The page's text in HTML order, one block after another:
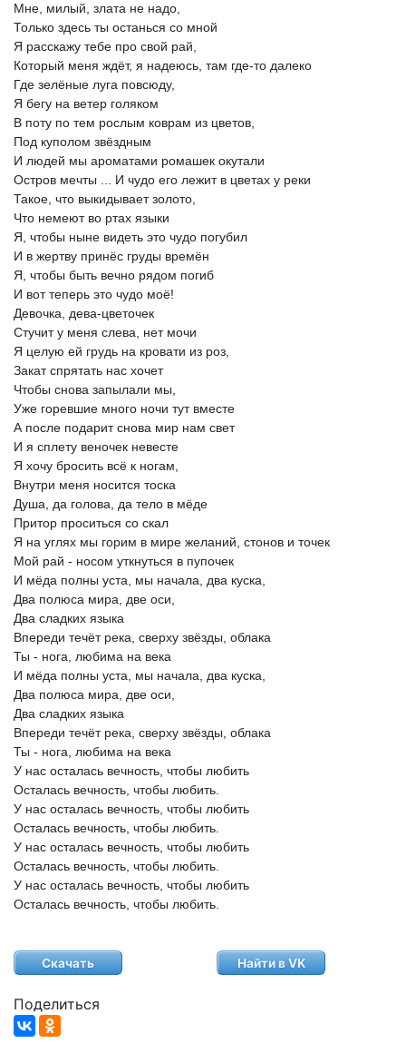
Мне, милый, злата не надо,
Только здесь ты останься со мной
Я расскажу тебе про свой рай,
Который меня ждёт, я надеюсь, там где-то далеко
Где зелёные луга повсюду,
Я бегу на ветер голяком
В поту по тем рослым коврам из цветов,
Под куполом звёздным
И людей мы ароматами ромашек окутали
Остров мечты И чудо его лежит в цветах у реки
Такое, что выкидывает золото,
Что немеют во ртах языки
Я, чтобы ныне видеть это чудо погубил
И в жертву принёс груды времён
Я, чтобы быть вечно рядом погиб
И вот теперь это чудо моё!
Девочка,
дева-цветочек
Стучит у меня слева, нет мочи
Я целую ей грудь на кровати из роз,
Закат спрятать нас хочет
Чтобы снова запылали мы,
Уже горевшие много ночи тут вместе
А после подарит снова мир нам свет
И я сплету веночек невесте
Я хочу бросить всё к ногам,
Внутри меня носится тоска
Душа,
да голова, да тело в мёде
Притор проситься со скал
Я на углях мы горим в мире желаний, стонов и точек
Мой рай - носом уткнуться в пупочек
И мёда полны уста, мы начала, два куска,
Два полюса мира, две оси,
Два сладких языка
Впереди течёт река, сверху звёзды, облака
Ты - нога, любима на века
И мёда полны уста, мы начала, два куска,
Два полюса мира, две оси,
Два сладких языка
Впереди течёт река, сверху звёзды, облака
Ты - нога, любима на века
У нас осталась вечность, чтобы любить
Осталась вечность, чтобы любить.
У нас осталась вечность, чтобы любить
Осталась вечность, чтобы любить.
У нас осталась вечность, чтобы любить
Осталась вечность, чтобы любить.
У нас осталась вечность, чтобы любить
Осталась вечность, чтобы любить.
Скачать Найти в VK
Поделиться